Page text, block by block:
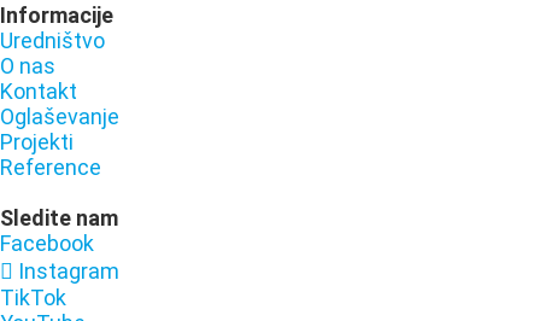
Informacije
Uredništvo
O nas
Kontakt
Oglaševanje
Projekti
Reference
Sledite nam
Facebook
Instagram
TikTok